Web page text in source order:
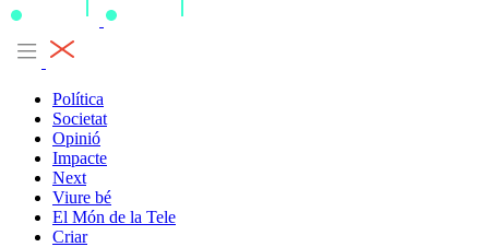
Política
Societat
Opinió
Impacte
Next
Viure bé
El Món de la Tele
Criar